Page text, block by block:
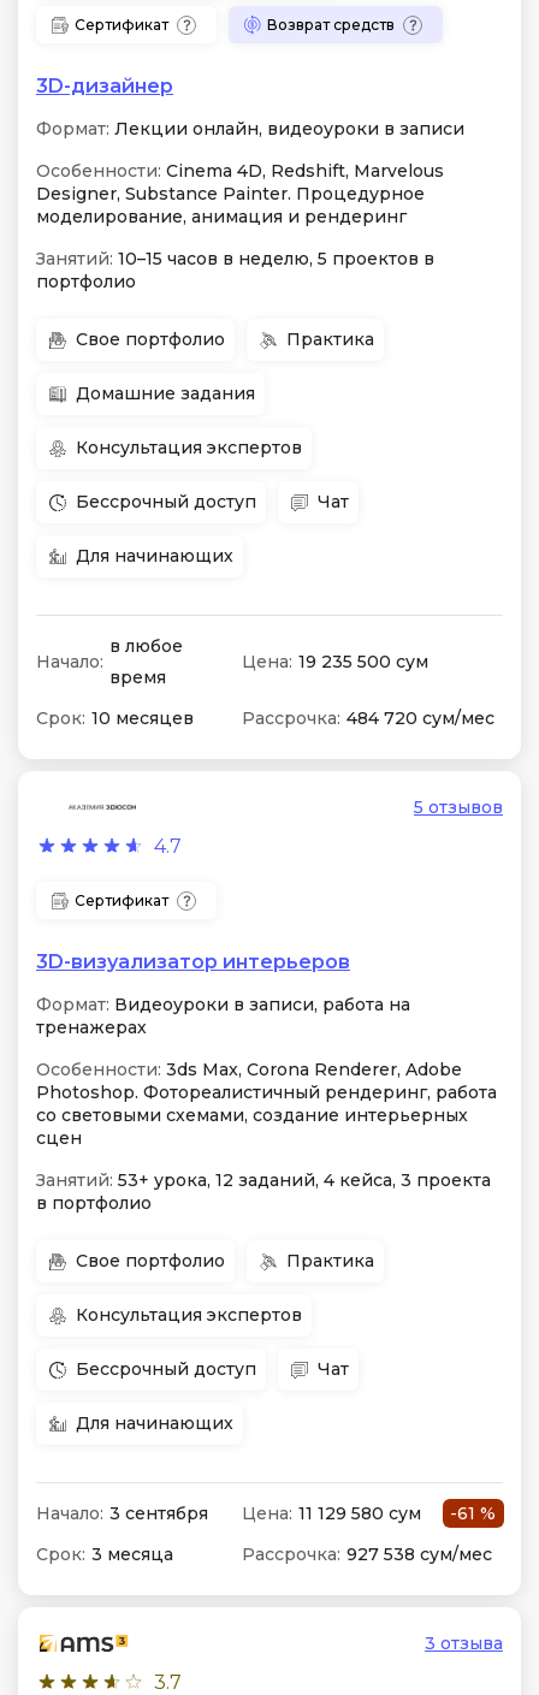
Сертификат Возврат средств
3D-дизайнер
Формат: Лекции онлайн, видеоуроки в записи
Особенности: Cinema 4D, Redshift, Marvelous
Designer, Substance Painter. Процедурное
моделирование, анимация и рендеринг
Занятий: 10–15 часов в неделю, 5 проектов в
портфолио
Свое портфолио Практика
Домашние задания
Консультация экспертов
Бессрочный доступ Чат
Для начинающих
Начало:
в любое
время
Цена: 19 235 500 сум
Срок: 10 месяцев Рассрочка: 484 720 сум/мес
4.7
5 отзывов
Сертификат
3D-визуализатор интерьеров
Формат: Видеоуроки в записи, работа на
тренажерах
Особенности: 3ds Max, Corona Renderer, Adobe
Photoshop. Фотореалистичный рендеринг, работа
со световыми схемами, создание интерьерных
сцен
Занятий: 53+ урока, 12 заданий, 4 кейса, 3 проекта
в портфолио
Свое портфолио Практика
Консультация экспертов
Бессрочный доступ Чат
Для начинающих
Начало: 3 сентября Цена: 11 129 580 сум
-61 %
Срок: 3 месяца Рассрочка: 927 538 сум/мес
3.7
3 отзыва